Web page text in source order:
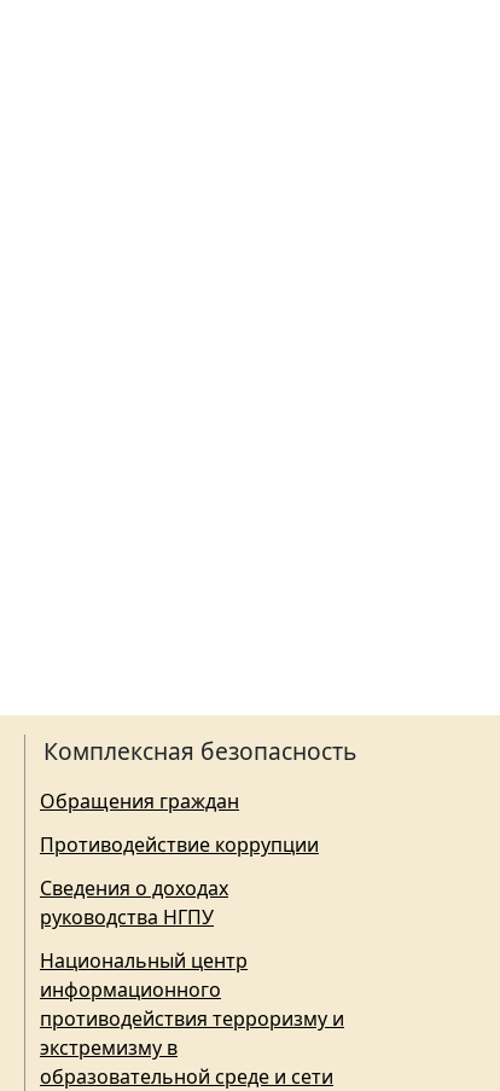
Комплексная безопасность
Обращения граждан
Противодействие коррупции
Сведения о доходах
руководства НГПУ
Национальный центр
информационного
противодействия терроризму и
экстремизму в
образовательной среде и сети